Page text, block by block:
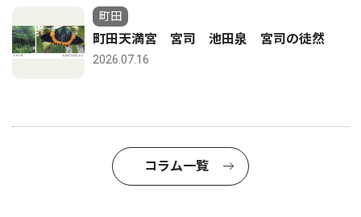
町田
町田天満宮 宮司 池田泉 宮司の徒然
2026.07.16
コラム一覧